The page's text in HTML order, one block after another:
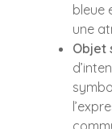
bleue
une
Objet